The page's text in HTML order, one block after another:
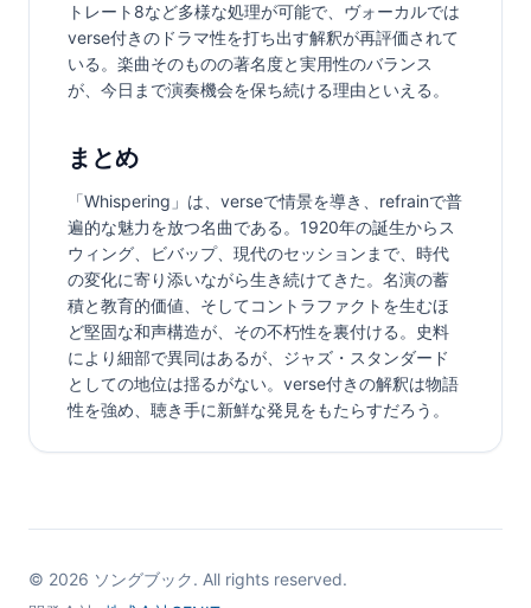
トレート8など多様な処理が可能で、ヴォーカルでは
verse付きのドラマ性を打ち出す解釈が再評価されて
いる。楽曲そのものの著名度と実用性のバランス
が、今日まで演奏機会を保ち続ける理由といえる。
まとめ
「Whispering」は、verseで情景を導き、refrainで普
遍的な魅力を放つ名曲である。1920年の誕生からス
ウィング、ビバップ、現代のセッションまで、時代
の変化に寄り添いながら生き続けてきた。名演の蓄
積と教育的価値、そしてコントラファクトを生むほ
ど堅固な和声構造が、その不朽性を裏付ける。史料
により細部で異同はあるが、ジャズ・スタンダード
としての地位は揺るがない。verse付きの解釈は物語
性を強め、聴き手に新鮮な発見をもたらすだろう。
© 2026 ソングブック. All rights reserved.